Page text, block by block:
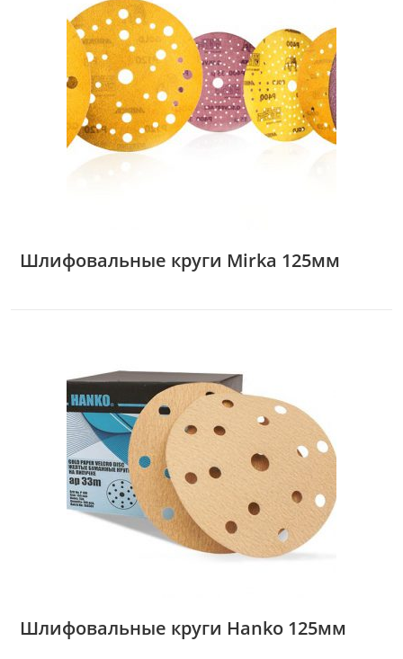
Шлифовальные круги Mirka 125мм
Шлифовальные круги Hanko 125мм